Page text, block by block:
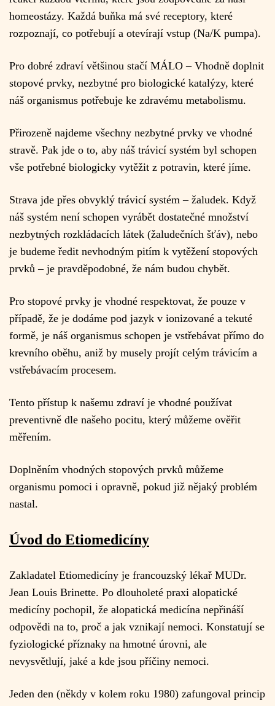
homeostázy. Každá buňka má své receptory, které
rozpoznají, co potřebují a otevírají vstup (Na/K pumpa).
Pro dobré zdraví většinou stačí MÁLO – Vhodně doplnit
stopové prvky, nezbytné pro biologické katalýzy, které
náš organismus potřebuje ke zdravému metabolismu.
Přirozeně najdeme všechny nezbytné prvky ve vhodné
stravě. Pak jde o to, aby náš trávicí systém byl schopen
vše potřebné biologicky vytěžit z potravin, které jíme.
Strava jde přes obvyklý trávicí systém – žaludek. Když
náš systém není schopen vyrábět dostatečné množství
nezbytných rozkládacích látek (žaludečních šťáv), nebo
je budeme ředit nevhodným pitím k vytěžení stopových
prvků – je pravděpodobné, že nám budou chybět.
Pro stopové prvky je vhodné respektovat, že pouze v
případě, že je dodáme pod jazyk v ionizované a tekuté
formě, je náš organismus schopen je vstřebávat přímo do
krevního oběhu, aniž by musely projít celým trávicím a
vstřebávacím procesem.
Tento přístup k našemu zdraví je vhodné používat
preventivně dle našeho pocitu, který můžeme ověřit
měřením.
Doplněním vhodných stopových prvků můžeme
organismu pomoci i opravně, pokud již nějaký problém
nastal.
Úvod do Etiomedicíny
Zakladatel Etiomedicíny je francouzský lékař MUDr.
Jean Louis Brinette. Po dlouholeté praxi alopatické
medicíny pochopil, že alopatická medicína nepřináší
odpovědi na to, proč a jak vznikají nemoci. Konstatují se
fyziologické příznaky na hmotné úrovni, ale
nevysvětlují, jaké a kde jsou příčiny nemoci.
Jeden den (někdy v kolem roku 1980) zafungoval princip